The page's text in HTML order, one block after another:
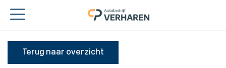
Terug naar overzicht